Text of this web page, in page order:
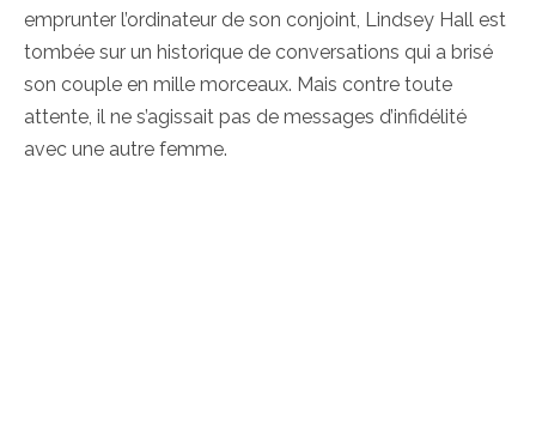
emprunter l’ordinateur de son conjoint, Lindsey Hall est
tombée sur un historique de conversations qui a brisé
son couple en mille morceaux. Mais contre toute
attente, il ne s’agissait pas de messages d’infidélité
avec une autre femme.